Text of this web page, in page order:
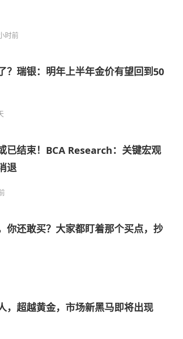
时前
？瑞银：明年上半年金价有望回到50
已结束！BCA Research：关键宏观
退
你还敢买？大家都盯着那个买点，抄
，超越黄金，市场新黑马即将出现